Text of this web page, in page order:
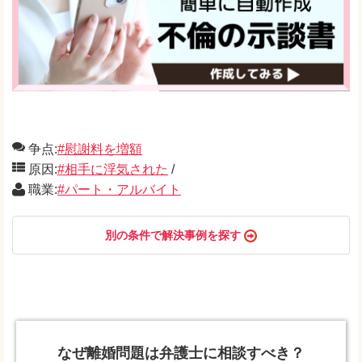
争点:#慰謝料を増額
原因:#相手に浮気された /
職業:#パート・アルバイト
別の条件で解決事例を探す
なぜ離婚問題は弁護士に相談すべき？